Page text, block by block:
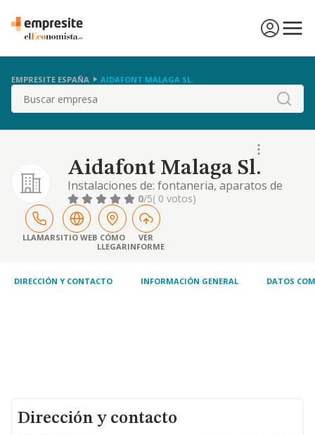
EMPRESITE ESPAÑA AIDAFONT MALAGA SL.
Buscar
Aidafont Malaga Sl.
Instalaciones de: fontaneria, aparatos de
presion, frio industrial, para conducciones
de productos petroliferos licuados, energia
solar, eolica, fotovoltaica, de depuracion de
productos de todo tipo y agua caliente sanit
0/5( 0 votos)
LLAMARSITIO WEB CÓMO
LLEGAR
VER
INFORME
DIRECCIÓN Y CONTACTO INFORMACIÓN GENERAL DATOS
Dirección y contacto